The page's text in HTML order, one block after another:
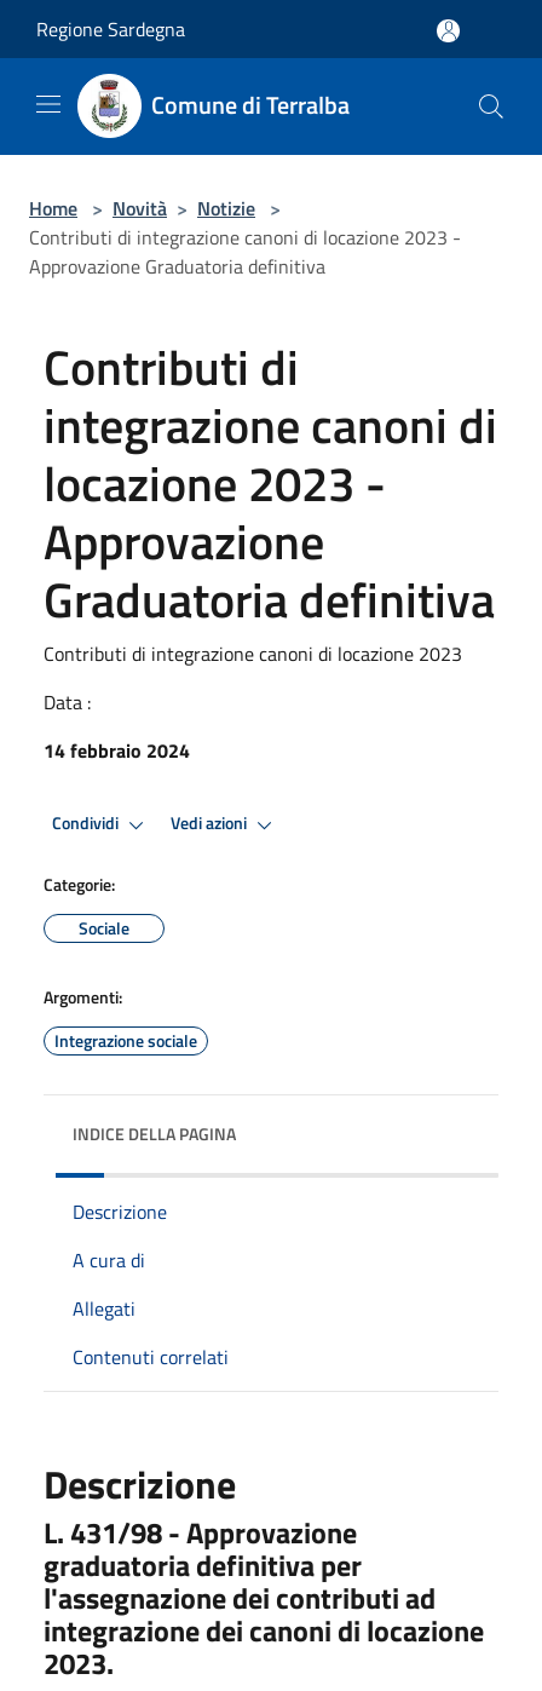
Regione Sardegna
Comune di Terralba
Home > Novità > Notizie >
Contributi di integrazione canoni di locazione 2023 -
Approvazione Graduatoria definitiva
Contributi di
integrazione canoni di
locazione 2023 -
Approvazione
Graduatoria definitiva
Contributi di integrazione canoni di locazione 2023
Data :
14 febbraio 2024
Condividi Vedi azioni
Categorie:
Sociale
Argomenti:
Integrazione sociale
INDICE DELLA PAGINA
Descrizione
A cura di
Allegati
Contenuti correlati
Descrizione
L. 431/98 - Approvazione
graduatoria definitiva per
l'assegnazione dei contributi ad
integrazione dei canoni di locazione
2023.